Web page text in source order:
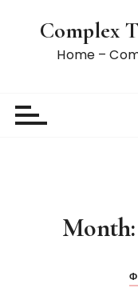
Complex
Home –
Month: